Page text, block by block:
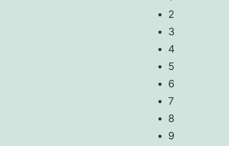
2
3
4
5
6
7
8
9